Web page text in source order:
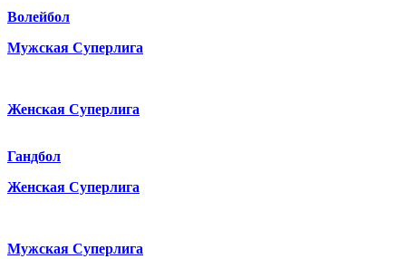
Волейбол
Мужская Суперлига
Женская Суперлига
Гандбол
Женская Суперлига
Мужская Суперлига